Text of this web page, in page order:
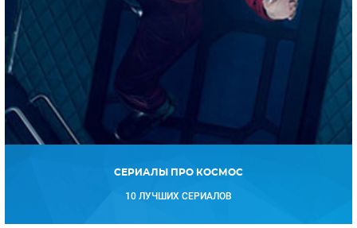
СЕРИАЛЫ ПРО КОСМОС
10 ЛУЧШИХ СЕРИАЛОВ